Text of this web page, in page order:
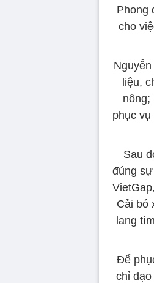
Phong
cho
liệu,
nông;
phục
Sau
đúng
Cải bó
lang
Để
chỉ